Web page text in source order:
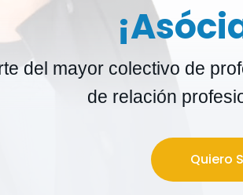
del mayor colectivo de
de relación
Quiero